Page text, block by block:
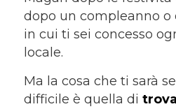
dopo un compleanno o
in cui ti sei concesso
locale.
Ma la cosa che ti sarà
difficile è quella di